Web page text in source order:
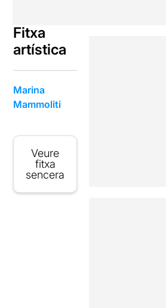
Fitxa
artística
Marina
Mammoliti
Veure
fitxa
sencera